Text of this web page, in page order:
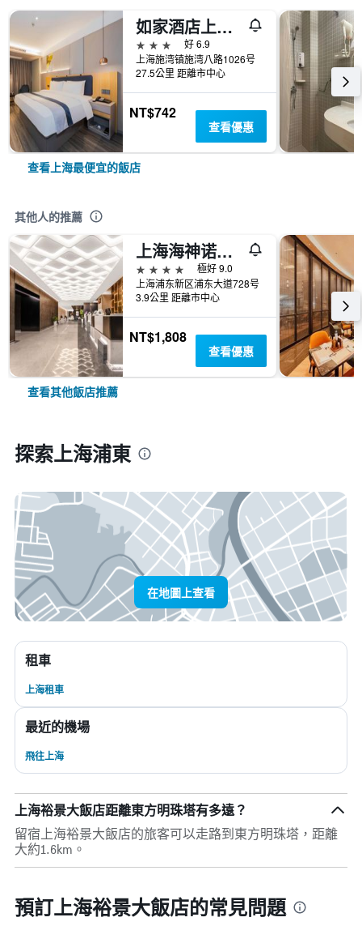
如家酒店上海浦东机场自由贸易区店
3星級
好 6.9
上海施湾镇施湾八路1026号
27.5公里 距離市中心
NT$742
查看優惠
查看上海最便宜的飯店
其他人的推薦
上海海神诺富特大酒店
4星級
極好 9.0
上海浦东新区浦东大道728号
3.9公里 距離市中心
NT$1,808
查看優惠
查看其他飯店推薦
探索上海浦東
在地圖上查看
租車
上海租車
最近的機場
飛往上海
上海裕景大飯店距離東方明珠塔有多遠？
留宿上海裕景大飯店的旅客可以走路到東方明珠塔，距離
大約1.6km。
預訂上海裕景大飯店的常見問題